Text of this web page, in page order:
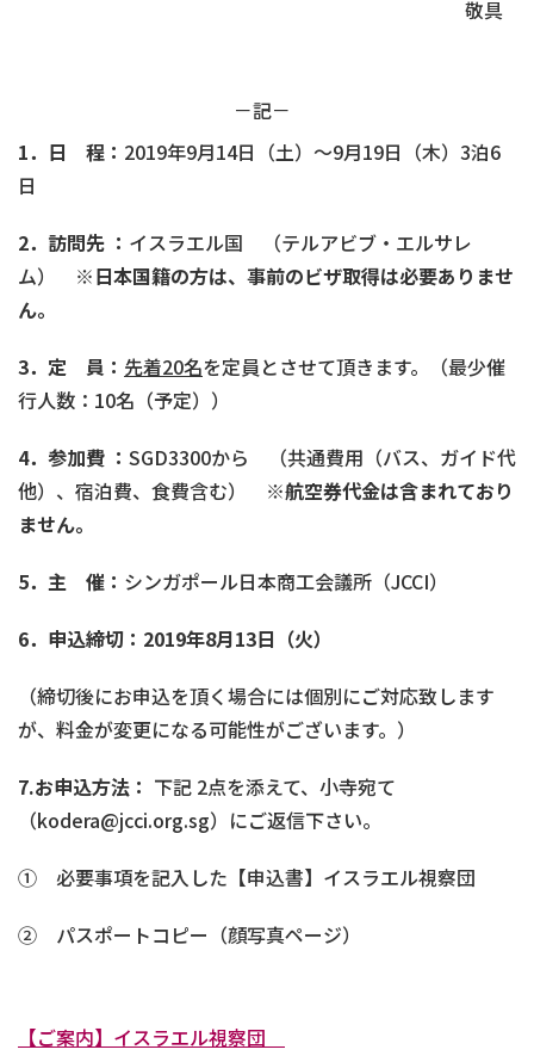
敬具
－記－
1．日 程： 2019年9月14日（土）～9月19日（木）3泊6
日
2．訪問先 ： イスラエル国 （テルアビブ・エルサレ
ム） ※日本国籍の方は、事前のビザ取得は必要ありませ
ん。
3．定 員： 先着20名を定員とさせて頂きます。（最少催
行人数：10名（予定））
4．参加費 ： SGD3300から （共通費用（バス、ガイド代
他）、宿泊費、食費含む） ※航空券代金は含まれており
ません。
5．主 催： シンガポール日本商工会議所（JCCI）
6．申込締切：2019年8月13日（火）
（締切後にお申込を頂く場合には個別にご対応致します
が、料金が変更になる可能性がございます。）
7.お申込方法： 下記 2点を添えて、小寺宛て
（kodera@jcci.org.sg）にご返信下さい。
① 必要事項を記入した【申込書】イスラエル視察団
② パスポートコピー（顔写真ページ）
【ご案内】イスラエル視察団